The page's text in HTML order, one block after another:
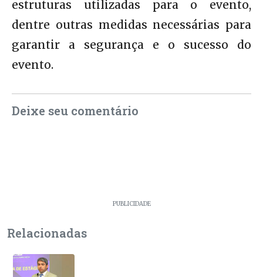
estruturas utilizadas para o evento,
dentre outras medidas necessárias para
garantir a segurança e o sucesso do
evento.
Deixe seu comentário
PUBLICIDADE
Relacionadas